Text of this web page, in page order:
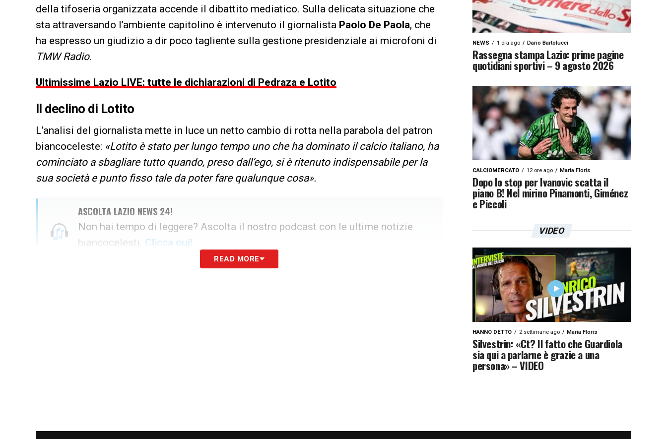
della tifoseria organizzata accende il dibattito mediatico. Sulla delicata situazione che
sta attraversando l’ambiente capitolino è intervenuto il giornalista Paolo De Paola, che
ha espresso un giudizio a dir poco tagliente sulla gestione presidenziale ai microfoni di
TMW Radio.
Ultimissime Lazio LIVE: tutte le dichiarazioni di Pedraza e Lotito
Il declino di Lotito
L’analisi del giornalista mette in luce un netto cambio di rotta nella parabola del patron
biancoceleste: «Lotito è stato per lungo tempo uno che ha dominato il calcio italiano, ha
cominciato a sbagliare tutto quando, preso dall’ego, si è ritenuto indispensabile per la
sua società e punto fisso tale da poter fare qualunque cosa».
ASCOLTA LAZIO NEWS 24!
Non hai tempo di leggere? Ascolta il nostro podcast con le ultime notizie
biancocelesti. Clicca qui!
READ MORE
NEWS 1 ora ago Dario Bartolucci
Rassegna stampa Lazio: prime pagine
quotidiani sportivi – 9 agosto 2026
CALCIOMERCATO 12 ore ago Maria Floris
Dopo lo stop per Ivanovic scatta il
piano B! Nel mirino Pinamonti, Giménez
e Piccoli
VIDEO
HANNO DETTO 2 settimane ago Maria Floris
Silvestrin: «Ct? Il fatto che Guardiola
sia qui a parlarne è grazie a una
persona» – VIDEO